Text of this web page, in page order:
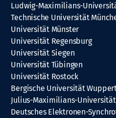
Ludwig-Maximilians-
Technische Universität
Universität Münster
Universität Regensburg
Universität Siegen
Universität Tübingen
Universität Rostock
Bergische Universität
Julius-Maximilians-
Deutsches Elektronen-